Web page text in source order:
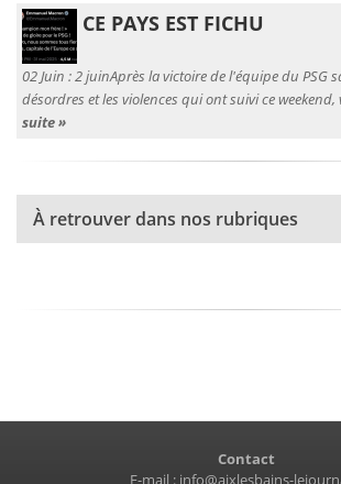
CE PAYS EST FICHU
02 Juin :2 juinAprès la victoire de l'équipe du PSG
désordres et les violences qui ont suivi ce weekend,
suite »
À retrouver dans nos rubriques
Contact
E-mail : info@aixlesbains-